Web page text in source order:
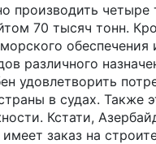
производить четыре
70 тысяч тонн.
различного
удовлетворить
в судах. Также
Кстати,
заказ на